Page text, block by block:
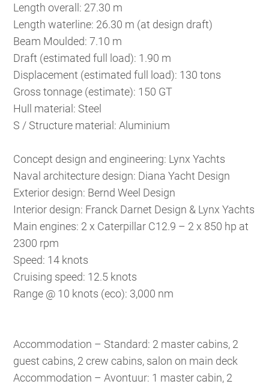
Length overall: 27.30 m
Length waterline: 26.30 m (at design draft)
Beam Moulded: 7.10 m
Draft (estimated full load): 1.90 m
Displacement (estimated full load): 130 tons
Gross tonnage (estimate): 150 GT
Hull material: Steel
S / Structure material: Aluminium
Concept design and engineering: Lynx Yachts
Naval architecture design: Diana Yacht Design
Exterior design: Bernd Weel Design
Interior design: Franck Darnet Design & Lynx Yachts
Main engines: 2 x Caterpillar C12.9 – 2 x 850 hp at
2300 rpm
Speed: 14 knots
Cruising speed: 12.5 knots
Range @ 10 knots (eco): 3,000 nm
Accommodation – Standard: 2 master cabins, 2
guest cabins, 2 crew cabins, salon on main deck
Accommodation – Avontuur: 1 master cabin, 2